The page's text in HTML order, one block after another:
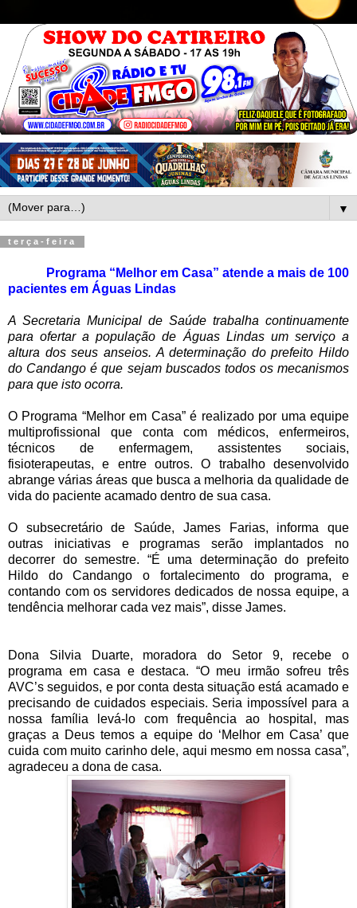
▼
terça-feira
Programa “Melhor em Casa” atende a mais de 100
pacientes em Águas Lindas
A Secretaria Municipal de Saúde trabalha continuamente
para ofertar a população de Águas Lindas um serviço a
altura dos seus anseios. A determinação do prefeito Hildo
do Candango é que sejam buscados todos os mecanismos
para que isto ocorra.
O Programa “Melhor em Casa” é realizado por uma equipe
multiprofissional que conta com médicos, enfermeiros,
técnicos de enfermagem, assistentes sociais,
fisioterapeutas, e entre outros. O trabalho desenvolvido
abrange várias áreas que busca a melhoria da qualidade de
vida do paciente acamado dentro de sua casa.
O subsecretário de Saúde, James Farias, informa que
outras iniciativas e programas serão implantados no
decorrer do semestre. “É uma determinação do prefeito
Hildo do Candango o fortalecimento do programa, e
contando com os servidores dedicados de nossa equipe, a
tendência melhorar cada vez mais”, disse James.
Dona Silvia Duarte, moradora do Setor 9, recebe o
programa em casa e destaca. “O meu irmão sofreu três
AVC’s seguidos, e por conta desta situação está acamado e
precisando de cuidados especiais. Seria impossível para a
nossa família levá-lo com frequência ao hospital, mas
graças a Deus temos a equipe do ‘Melhor em Casa’ que
cuida com muito carinho dele, aqui mesmo em nossa casa”,
agradeceu a dona de casa.